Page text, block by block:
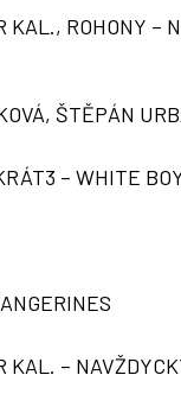
KAL., ROHONY –
ŠTĚPÁN
– WHITE
KAL. –